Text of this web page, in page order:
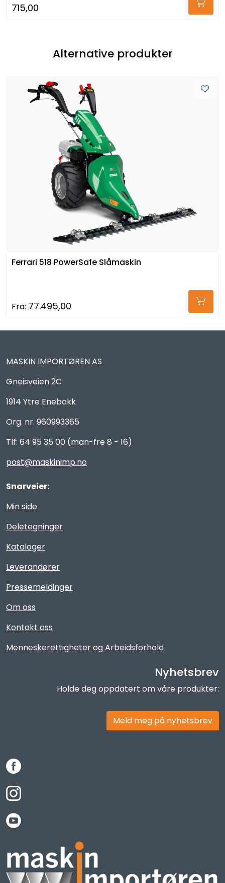
715,00
Alternative produkter
Ferrari 518 PowerSafe Slåmaskin
Fra: 77.495,00
MASKIN IMPORTØREN AS
Gneisveien 2C
1914 Ytre Enebakk
Org. nr. 960993365
Tlf: 64 95 35 00 (man-fre 8 - 16)
post@maskinimp.no
Snarveier:
Min side
Deletegninger
Kataloger
Leverandører
Pressemeldinger
Om oss
Kontakt oss
Menneskerettigheter og Arbeidsforhold
Nyhetsbrev
Holde deg oppdatert om våre produkter:
Meld meg på nyhetsbrev